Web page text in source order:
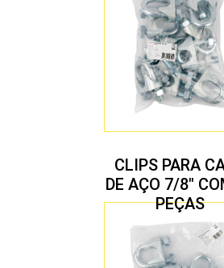
CLIPS PARA
DE AÇO 7/8″
PEÇAS